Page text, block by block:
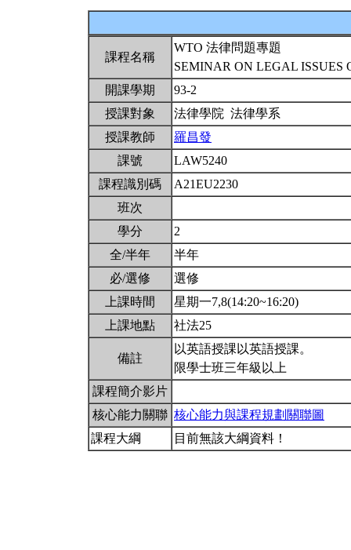
課程名稱
WTO 法律問題專題
SEMINAR ON LEGAL ISSUES
開課學期
93-2
授課對象
法律學院 法律學系
授課教師
羅昌發
課號
LAW5240
課程識別碼
A21EU2230
班次
學分
2
全/半年
半年
必/選修
選修
上課時間
星期一7,8(14:20~16:20)
上課地點
社法25
備註
以英語授課以英語授課。
限學士班三年級以上
課程簡介影片
核心能力關聯 核心能力與課程規劃關聯圖
課程大綱
目前無該大綱資料！